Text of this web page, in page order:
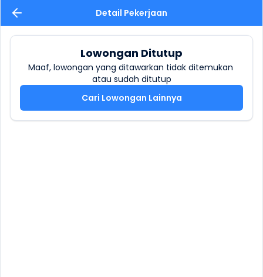
Detail Pekerjaan
Lowongan Ditutup
Maaf, lowongan yang ditawarkan tidak ditemukan
atau sudah ditutup
Cari Lowongan Lainnya